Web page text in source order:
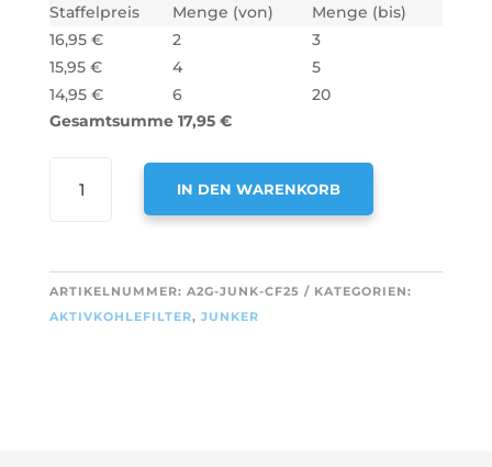
Staffelpreis Menge (von)
Menge (bis)
16,95 € 2
3
15,95 € 4
5
14,95 € 6
20
Gesamtsumme 17,95 €
AKTIVKOHLEFILTER
11026771
MENGE
IN DEN WARENKORB
T
E
ARTIKELNUMMER: A2G-JUNK-CF25
KATEGORIEN:
AKTIVKOHLEFILTER, JUNKER